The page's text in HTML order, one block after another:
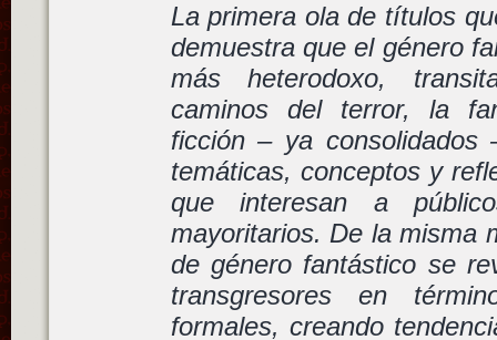
La primera ola de títulos
demuestra que el género
más heterodoxo,
caminos del terror, la
ficción – ya consolidados
temáticas, conceptos y
que interesan a
mayoritarios. De la misma
de género fantástico se
transgresores en
formales, creando